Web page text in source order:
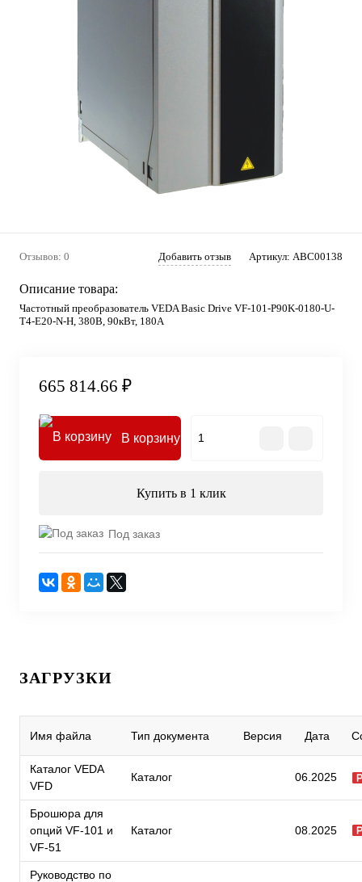
Отзывов: 0 Добавить отзыв Артикул: ABC00138
Описание товара:
Частотный преобразователь VEDA Basic Drive VF-101-P90K-0180-U-
T4-E20-N-H, 380В, 90кВт, 180А
665 814.66 ₽
В корзину
Купить в 1 клик
Под заказ
ЗАГРУЗКИ
Имя файла Тип документа Версия Дата
Каталог VEDA
VFD
Каталог 06.2025
Брошюра для
опций VF-101 и
VF-51
Каталог 08.2025
Руководство по